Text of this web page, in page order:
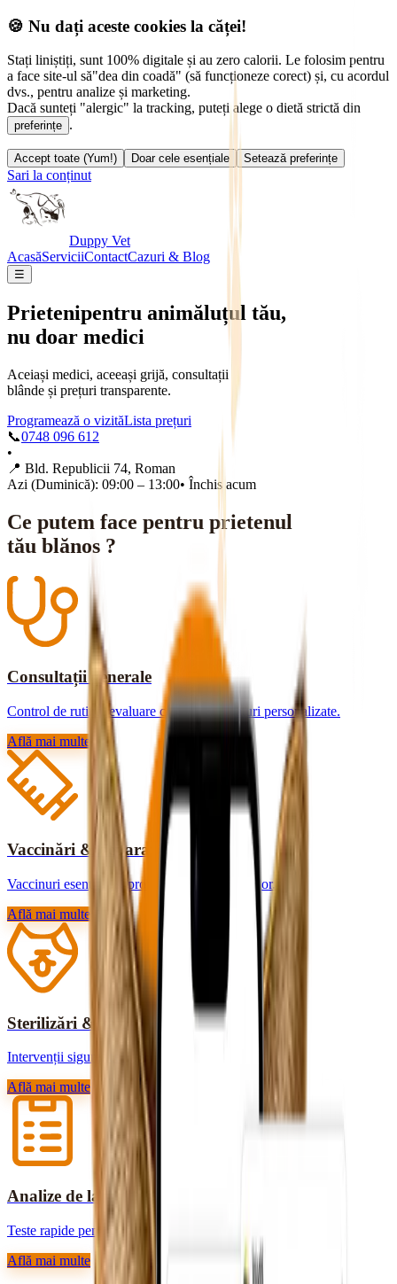
🍪 Nu dați aceste cookies la căței!
Stați liniștiți, sunt 100% digitale și au zero calorii. Le folosim pentru
a face site-ul să"dea din coadă" (să funcționeze corect) și, cu acordul
dvs., pentru analize și marketing.
Dacă sunteți "alergic" la tracking, puteți alege o dietă strictă din
preferințe .
Accept toate (Yum!) Doar cele esențiale Setează preferințe
Sari la conținut
Duppy Vet
AcasăServiciiContactCazuri & Blog
☰
Prietenipentru animăluțul tău,
nu doar medici
Aceiași medici, aceeași grijă, consultații
blânde și prețuri transparente.
Programează o vizităLista prețuri
📞0748 096 612
•
📍 Bld. Republicii 74, Roman
Azi (Duminică): 09:00 – 13:00• Închis acum
Ce putem face pentru prietenul
tău blănos ?
Consultații generale
Control de rutină, evaluare completă și sfaturi personalizate.
Află mai multe
Vaccinări & deparazitări
Vaccinuri esențiale și protecție contra paraziților.
Află mai multe
Sterilizări & chirurgie
Intervenții sigure, cu recuperare rapidă.
Află mai multe
Analize de laborator
Teste rapide pentru diagnostic corect.
Află mai multe